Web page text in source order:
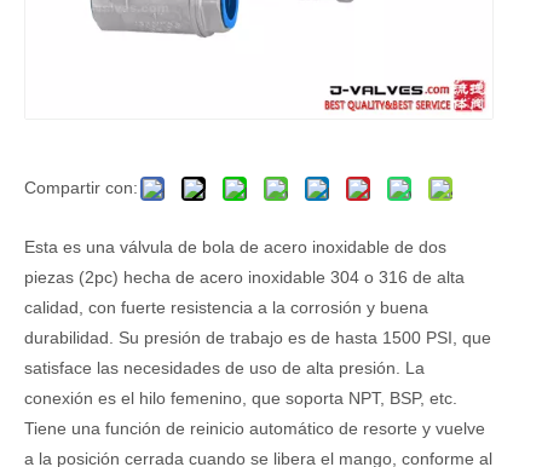
Compartir con:
Esta es una válvula de bola de acero inoxidable de dos
piezas (2pc) hecha de acero inoxidable 304 o 316 de alta
calidad, con fuerte resistencia a la corrosión y buena
durabilidad. Su presión de trabajo es de hasta 1500 PSI, que
satisface las necesidades de uso de alta presión. La
conexión es el hilo femenino, que soporta NPT, BSP, etc.
Tiene una función de reinicio automático de resorte y vuelve
a la posición cerrada cuando se libera el mango, conforme al